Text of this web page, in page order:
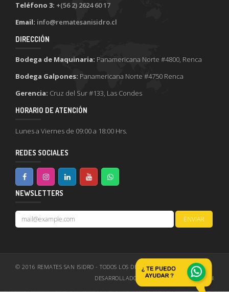
Teléfono 3: +(56 2) 2624 60 17
Email: info@rematesanisidro.cl
DIRECCIÓN
Bodega de Maquinaria: Panamericana Norte #4800, Renca
Bodega Galpones: Panamericana Norte #4750 Renca
Gerencia: Cruz del Sur #133, Las Condes
HORARIO DE ATENCIÓN
Lunes a Viernes de 09:00 a 18:00 Hrs.
REDES SOCIALES
NEWSLETTERS
© 2016 REMATES SAN ISIDRO - TODOS LOS DERECHOS RESERVADOS
DESARROLLADO Y DISEÑADO POR
EXPERTTI